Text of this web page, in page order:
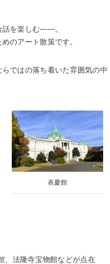
話を楽しむ――。
のアート散策です。
ではの落ち着いた雰囲気の中
表慶館
、法隆寺宝物館などが点在